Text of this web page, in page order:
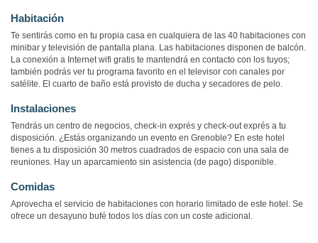
Habitación
Te sentirás como en tu propia casa en cualquiera de las 40 habitaciones con
minibar y televisión de pantalla plana. Las habitaciones disponen de balcón.
La conexión a Internet wifi gratis te mantendrá en contacto con los tuyos;
también podrás ver tu programa favorito en el televisor con canales por
satélite. El cuarto de baño está provisto de ducha y secadores de pelo.
Instalaciones
Tendrás un centro de negocios, check-in exprés y check-out exprés a tu
disposición. ¿Estás organizando un evento en Grenoble? En este hotel
tienes a tu disposición 30 metros cuadrados de espacio con una sala de
reuniones. Hay un aparcamiento sin asistencia (de pago) disponible.
Comidas
Aprovecha el servicio de habitaciones con horario limitado de este hotel. Se
ofrece un desayuno bufé todos los días con un coste adicional.